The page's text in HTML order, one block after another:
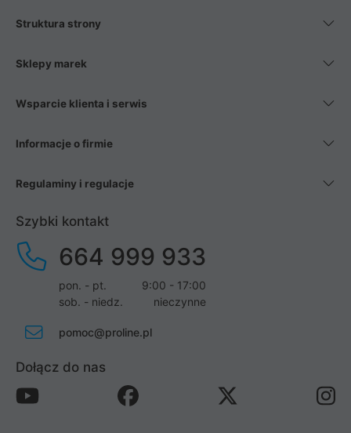
Struktura strony
Sklepy marek
Wsparcie klienta i serwis
Informacje o firmie
Regulaminy i regulacje
Szybki kontakt
664 999 933
pon. - pt.
9:00 - 17:00
sob. - niedz.
nieczynne
pomoc@proline.pl
Dołącz do nas